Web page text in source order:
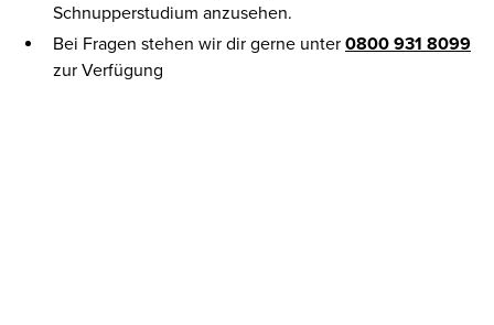
Schnupperstudium anzusehen.
Bei Fragen stehen wir dir gerne unter 0800 931 8099
zur Verfügung